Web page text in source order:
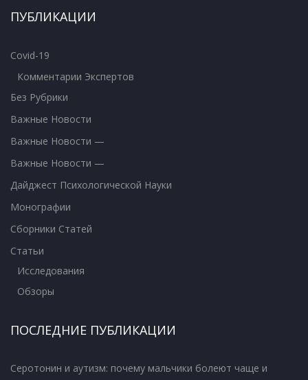
ПУБЛИКАЦИИ
Covid-19
Комментарии Экспертов
Без Рубрики
Важные Новости
Важные Новости —
Важные Новости —
Дайджест Психологической Науки
Монографии
Сборники Статей
Статьи
Исследования
Обзоры
ПОСЛЕДНИЕ ПУБЛИКАЦИИ
Серотонин и аутизм: почему мальчики болеют чаще и